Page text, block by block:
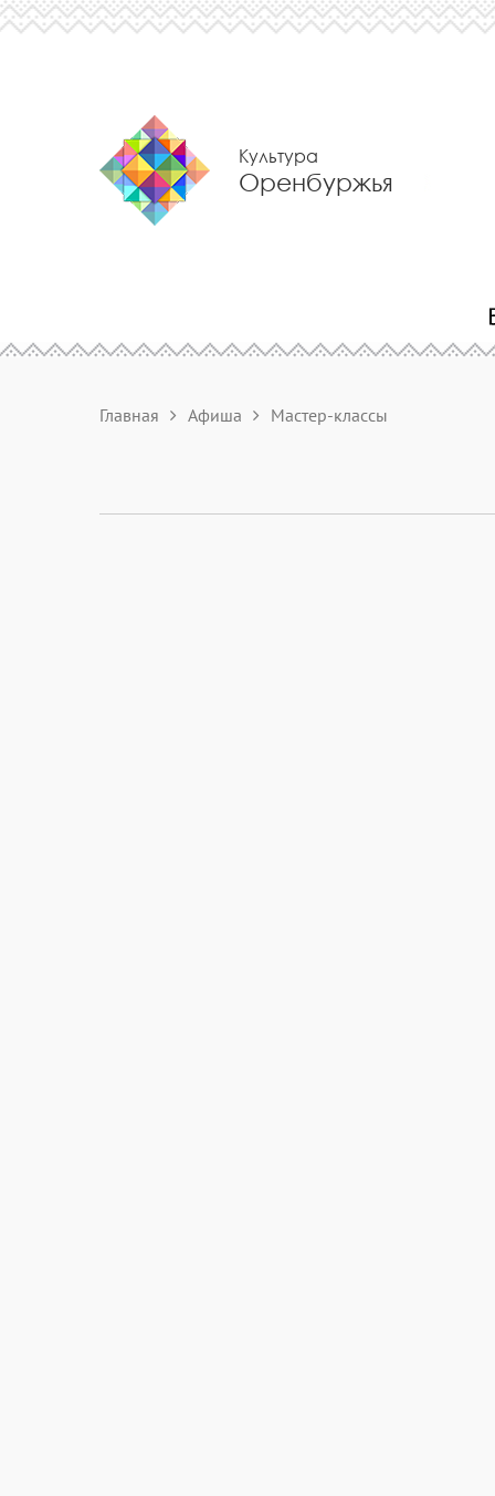
Культура
Оренбуржья
Главная Афиша Мастер-классы